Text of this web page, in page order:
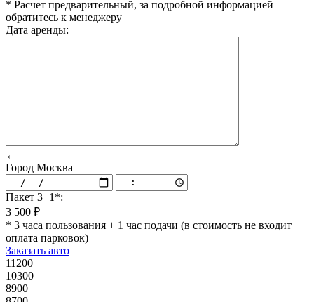
* Расчет предварительный, за подробной информацией
обратитесь к менеджеру
Дата аренды:
←
Город Москва
Пакет 3+1*:
3 500 ₽
* 3 часа пользования + 1 час подачи (в стоимость не входит
оплата парковок)
Заказать авто
11200
10300
8900